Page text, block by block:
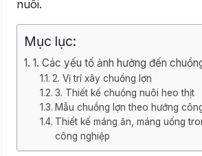
nuôi.
Mục lục:
1. Các yếu tố ảnh hưởng đến
2. Vị trí xây chuồng lợn
3. Thiết kế chuồng nuôi heo thịt
Mẫu chuồng lợn theo hướng
Thiết kế máng ăn, máng uống
công nghiệp